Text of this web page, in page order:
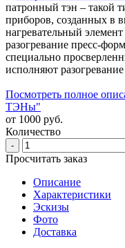
патронный тэн – такой
приборов, созданных в
нагревательный
разогревание пресс-
специально
исполняют
Посмотреть полное
ТЭНы"
от 1000 руб.
Количество
-
Просчитать заказ
Описание
Характеристики
Эскизы
Фото
Доставка